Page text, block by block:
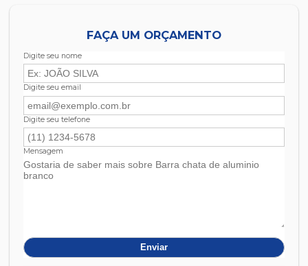
FAÇA UM ORÇAMENTO
Digite seu nome
Digite seu email
Digite seu telefone
Mensagem